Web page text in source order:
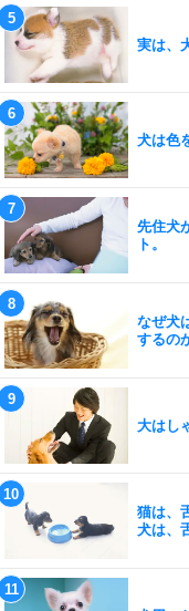
実は、
犬は色
先住犬
ト。
なぜ犬
するの
大はし
猫は、
犬は、